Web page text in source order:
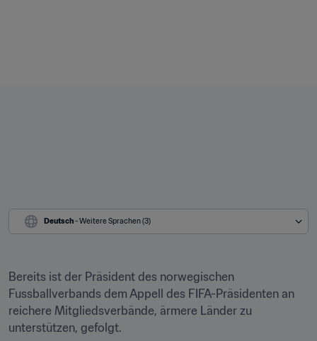
Deutsch - Weitere Sprachen (3)
Bereits ist der Präsident des norwegischen
Fussballverbands dem Appell des FIFA-Präsidenten an
reichere Mitgliedsverbände, ärmere Länder zu
unterstützen, gefolgt.